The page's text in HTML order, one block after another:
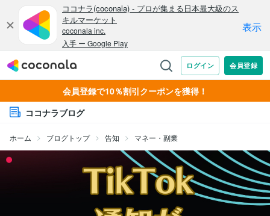
会員登録で10％割引クーポンを獲得！
ココナラブログ
ホーム ブログトップ 告知 マネー・副業